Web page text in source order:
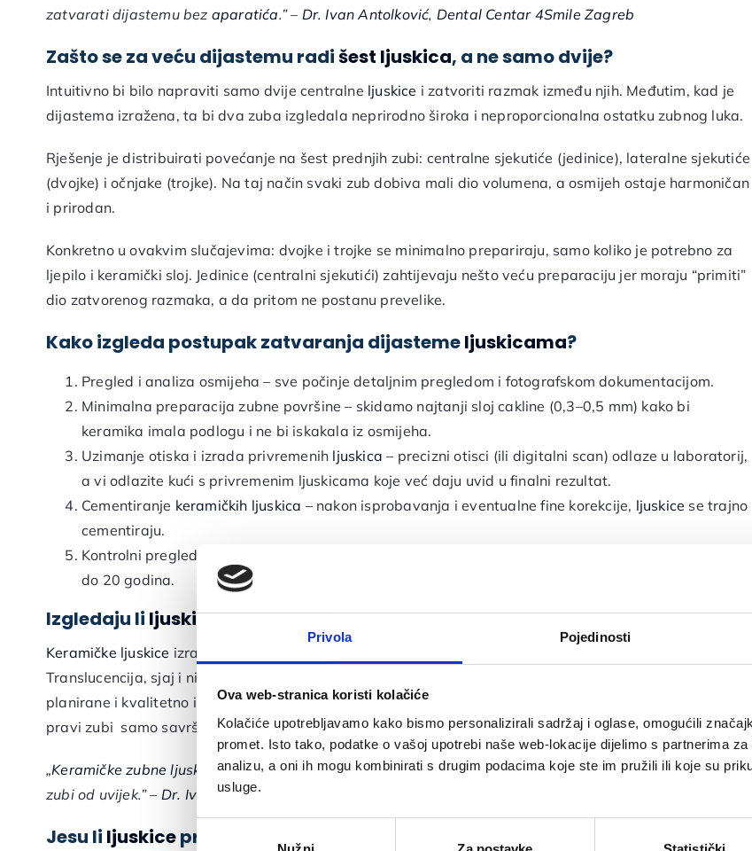
Privola Pojedinosti
Ova web-stranica koristi kolačiće
Kolačiće upotrebljavamo kako bismo personalizirali sadržaj i oglase, omogućili
promet. Isto tako, podatke o vašoj upotrebi naše web-lokacije dijelimo s partnerima
analizu, a oni ih mogu kombinirati s drugim podacima koje ste im pružili ili koje su
usluge.
zatvarati dijastemu bez aparatića.” – Dr. Ivan Antolković, Dental Centar 4Smile Zagreb
Zašto se za veću dijastemu radišest ljuskica, a ne samo dvije?
Intuitivno bi bilo napraviti samo dvije centralne ljuskice i zatvoriti razmak između njih. Međutim, kad je
dijastema izražena, ta bi dva zuba izgledala neprirodno široka i neproporcionalna ostatku zubnog luka.
Rješenje je distribuirati povećanje na šest prednjih zubi: centralne sjekutiće (jedinice), lateralne sjekutiće
(dvojke) i očnjake (trojke). Na taj način svaki zub dobiva mali dio volumena, a osmijeh ostaje harmoničan
i prirodan.
Konkretno u ovakvim slučajevima: dvojke i trojke se minimalno prepariraju, samo koliko je potrebno za
ljepilo i keramički sloj. Jedinice (centralni sjekutići) zahtijevaju nešto veću preparaciju jer moraju “primiti”
dio zatvorenog razmaka, a da pritom ne postanu prevelike.
Kako izgleda postupak zatvaranja dijastemeljuskicama?
Pregled i analiza osmijeha – sve počinje detaljnim pregledom i fotografskom dokumentacijom.
Minimalna preparacija zubne površine – skidamo najtanji sloj cakline (0,3–0,5 mm) kako bi
keramika imala podlogu i ne bi iskakala iz osmijeha.
Uzimanje otiska i izrada privremenih ljuskica – precizni otisci (ili digitalni scan) odlaze u laboratorij,
a vi odlazite kući s privremenim ljuskicama koje već daju uvid u finalni rezultat.
Cementiranje keramičkih ljuskica – nakon isprobavanja i eventualne fine korekcije, ljuskice se trajno
cementiraju.
Kontrolni pregled i upute za njegu: uz pravilnu higijenu i redovite kontrole
do 20 godina.
Izgledaju li ljuskicekao pravi zubi?
Keramičke ljuskice izrađuju se od staklo-keramike ili litij-disilikata koji optički imitiraju caklinu.
Translucencija, sjaj i nijansa prilagođavaju se individualnoj boji zubi i tenu kože. Kad su pravilno
planirane i kvalitetno izrađene od strane iskusnog laboratorijskog tehničara, izgledaju kao da su tvoji
pravi zubi samo savršeniji.
„Keramičke zubne ljuskice, kada su pravilno planirane i kvalitetno izrađene, izgledaju kao da su tvoji
zubi od uvijek.” – Dr. Ivan Antolković
Jesu li ljuskicepravo rješenje za vas?